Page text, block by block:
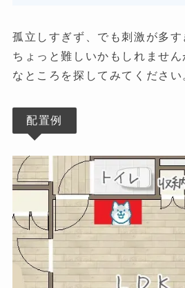
孤立しすぎず、でも刺激が多す
ちょっと難しいかもしれません
なところを探してみてください
配置例